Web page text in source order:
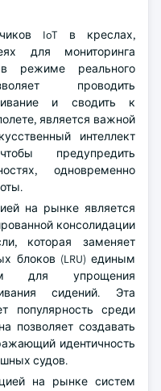
IoT в креслах,
для мониторинга
в режиме реального
проводить
и сводить к
является важной
интеллект
предупредить
одновременно
на рынке является
консолидации
которая заменяет
блоков (LRU) единым
для упрощения
сидений. Эта
популярность среди
позволяет создавать
идентичность
судов.
на рынке систем